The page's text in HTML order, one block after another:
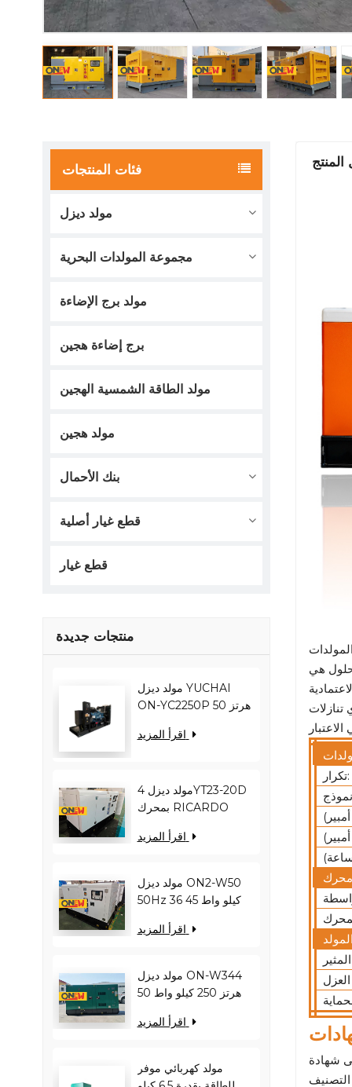
فئات المنتجات
مولد ديزل
مجموعة المولدات البحرية
مولد برج الإضاءة
برج إضاءة هجين
مولد الطاقة الشمسية الهجين
مولد هجين
بنك الأحمال
قطع غيار أصلية
قطع غيار
منتجات جديدة
مولد ديزل YUCHAI
ON-YC2250P 50 هرتز
كيلو فولت أمبير
مولد ديزل 4YT23-20D
بمحرك RICARDO
كيلو فولت أمبير ON2-
مولد ديزل ON2-W50
50Hz 36 كيلو واط 45
RICARDO
مولد ديزل ON-W344
50 هرتز 250 كيلو واط
RICARDO WT13B-
مولد كهربائي موفر
تنازلات
تكرار: